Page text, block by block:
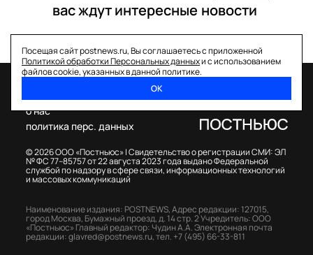
вас ждут интересные новости
Посещая сайт postnews.ru, Вы соглашаетесь с приложенной
Политикой обработки Персональных данныхи с использованием
файлов cookie, указанных в данной политике.
ОК
© 2026 ООО «Постньюс» |Свидетельство о регистрации СМИ: ЭЛ
№ ФС 77–85757 от 22 августа 2023 года выдано Федеральной
службой по надзору в сфере связи, информационных технологий
и массовых коммуникаций
о нас
политика перс. данных
Наименование издания: POSTNEWS,Адрес редакции: 127015,
город Москва, Бумажный проезд, д. 14 стр. 2Учредитель: ООО
«Постньюс» Главный редактор: Чудин А.А.Электронная почта
редакции:glavred@postnews.ru,тел. +7 (495) 66-33-811